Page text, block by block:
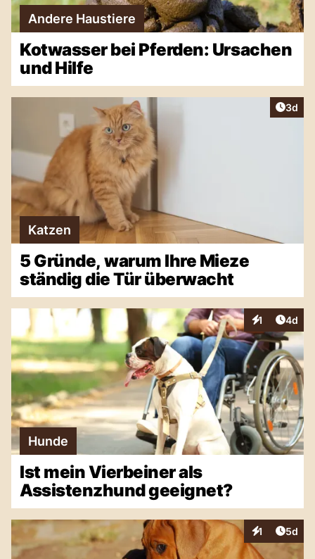
Andere Haustiere
Kotwasser bei Pferden: Ursachen
und Hilfe
3d
Katzen
5 Gründe, warum Ihre Mieze
ständig die Tür überwacht
1
Interaktionen
4d
Hunde
Ist mein Vierbeiner als
Assistenzhund geeignet?
1
Interaktionen
5d